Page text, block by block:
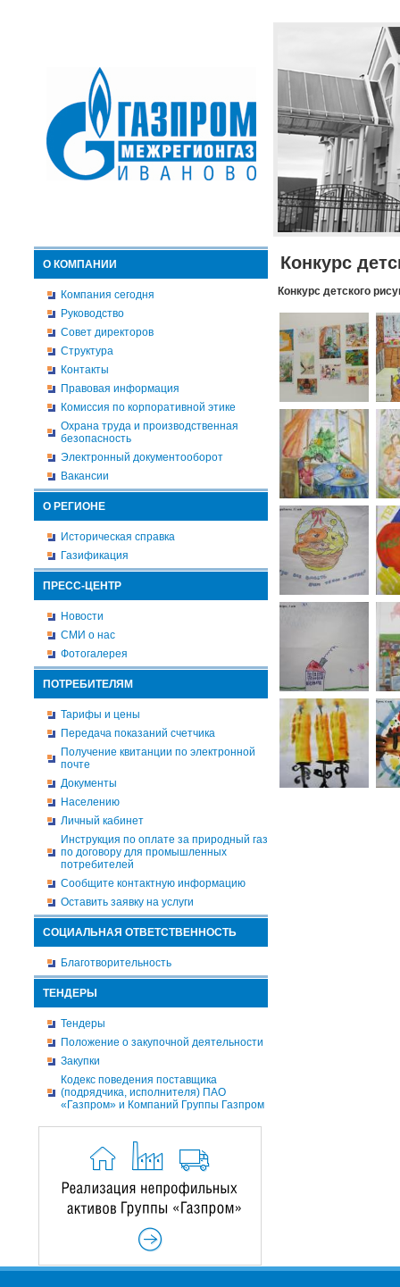
О КОМПАНИИ
Компания сегодня
Руководство
Совет директоров
Структура
Контакты
Правовая информация
Комиссия по корпоративной этике
Охрана труда и производственная
безопасность
Электронный документооборот
Вакансии
О РЕГИОНЕ
Историческая справка
Газификация
ПРЕСС-ЦЕНТР
Новости
СМИ о нас
Фотогалерея
ПОТРЕБИТЕЛЯМ
Тарифы и цены
Передача показаний счетчика
Получение квитанции по электронной
почте
Документы
Населению
Личный кабинет
Инструкция по оплате за природный газ
по договору для промышленных
потребителей
Сообщите контактную информацию
Оставить заявку на услуги
СОЦИАЛЬНАЯ ОТВЕТСТВЕННОСТЬ
Благотворительность
ТЕНДЕРЫ
Тендеры
Положение о закупочной деятельности
Закупки
Кодекс поведения поставщика
(подрядчика, исполнителя) ПАО
«Газпром» и Компаний Группы Газпром
Конкурс
Конкурс детского